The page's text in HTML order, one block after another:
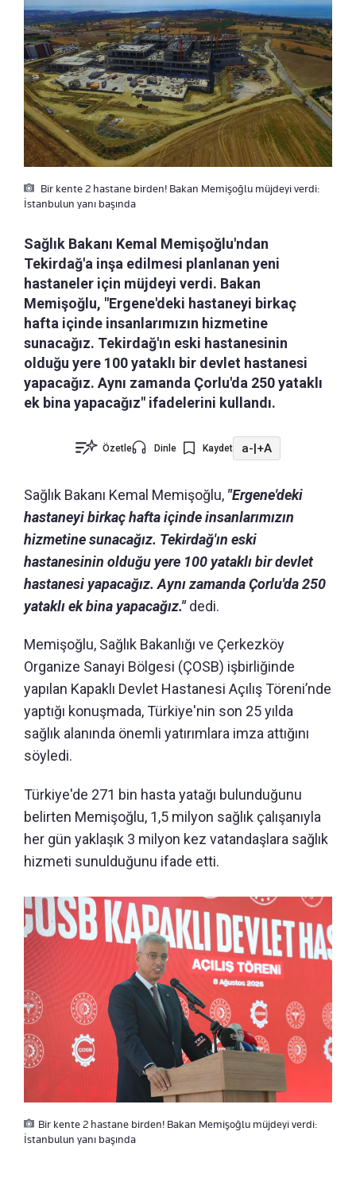
Bir kente 2 hastane birden! Bakan Memişoğlu müjdeyi verdi:
İstanbulun yanı başında
Sağlık Bakanı Kemal Memişoğlu'ndan
Tekirdağ'a inşa edilmesi planlanan yeni
hastaneler için müjdeyi verdi. Bakan
Memişoğlu, "Ergene'deki hastaneyi birkaç
hafta içinde insanlarımızın hizmetine
sunacağız. Tekirdağ'ın eski hastanesinin
olduğu yere 100 yataklı bir devlet hastanesi
yapacağız. Aynı zamanda Çorlu'da 250 yataklı
ek bina yapacağız" ifadelerini kullandı.
Özetle Dinle Kaydet a-|+A
Sağlık Bakanı Kemal Memişoğlu, "Ergene'deki
hastaneyi birkaç hafta içinde insanlarımızın
hizmetine sunacağız. Tekirdağ'ın eski
hastanesinin olduğu yere 100 yataklı bir devlet
hastanesi yapacağız. Aynı zamanda Çorlu'da 250
yataklı ek bina yapacağız."dedi.
Memişoğlu, Sağlık Bakanlığı ve Çerkezköy
Organize Sanayi Bölgesi (ÇOSB) işbirliğinde
yapılan Kapaklı Devlet Hastanesi Açılış Töreni’nde
yaptığı konuşmada, Türkiye'nin son 25 yılda
sağlık alanında önemli yatırımlara imza attığını
söyledi.
Türkiye'de 271 bin hasta yatağı bulunduğunu
belirten Memişoğlu, 1,5 milyon sağlık çalışanıyla
her gün yaklaşık 3 milyon kez vatandaşlara sağlık
hizmeti sunulduğunu ifade etti.
Bir kente 2 hastane birden! Bakan Memişoğlu müjdeyi verdi:
İstanbulun yanı başında